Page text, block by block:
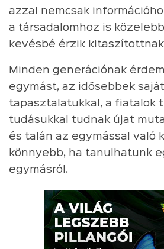
azzal nemcsak
a társadalomhoz is
kevésbé érzik
Minden generációnak
egymást, az idősebbek saját
tapasztalatukkal, a fiatalok
tudásukkal tudnak újat
és talán az egymással való
könnyebb, ha tanulhatunk
egymásról.